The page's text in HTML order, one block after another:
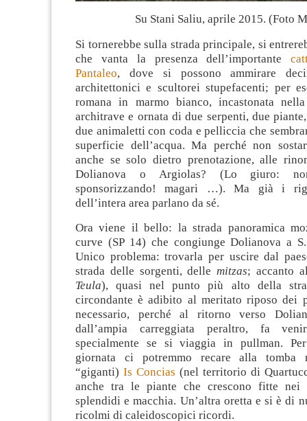
Su Stani Saliu, aprile 2015. (Foto
Si tornerebbe sulla strada principale, si
che vanta la presenza dell’importante
Pantaleo, dove si possono ammirare
architettonici e scultorei stupefacenti; per
romana in marmo bianco, incastonata
architrave e ornata di due serpenti, due
due animaletti con coda e pelliccia che
superficie dell’acqua. Ma perché non
anche se solo dietro prenotazione, alle
Dolianova o Argiolas? (Lo giuro:
sponsorizzando! magari …). Ma già i
dell’intera area parlano da sé.
Ora viene il bello: la strada panoramica
curve (SP 14) che congiunge Dolianova a
Unico problema: trovarla per uscire dal
strada delle sorgenti, delle mitzas; accanto
Teula), quasi nel punto più alto della
circondante è adibito al meritato riposo dei
necessario, perché al ritorno verso
dall’ampia carreggiata peraltro, fa
specialmente se si viaggia in pullman.
giornata ci potremmo recare alla tomba
“giganti) Is Concias (nel territorio di
anche tra le piante che crescono fitte nei
splendidi e macchia. Un’altra oretta e si è di
ricolmi di caleidoscopici ricordi.